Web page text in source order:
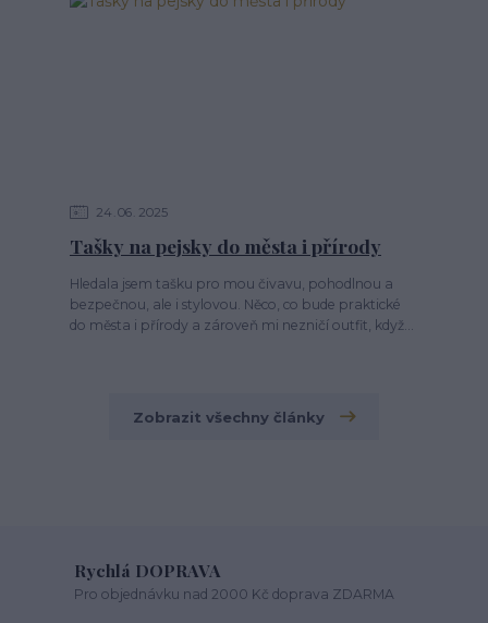
24 06 2025
Tašky na pejsky do města i přírody
Hledala jsem tašku pro mou čivavu, pohodlnou a
bezpečnou, ale i stylovou. Něco, co bude praktické
do města i přírody a zároveň mi nezničí outfit, když...
Zobrazit všechny články
Rychlá DOPRAVA
Pro objednávku nad 2000 Kč doprava ZDARMA